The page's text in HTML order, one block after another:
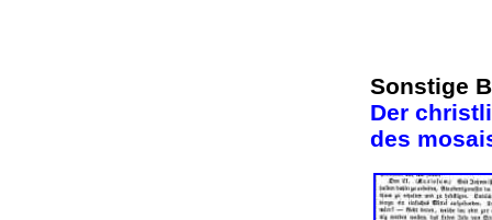
Sonstige
Der
des